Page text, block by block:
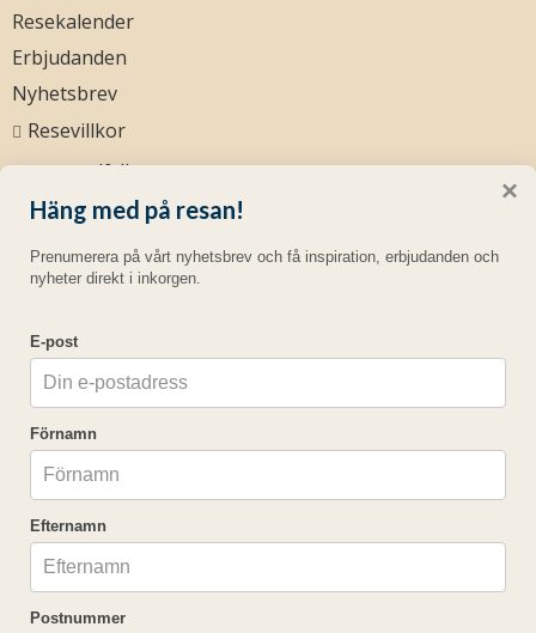
Resekalender
Erbjudanden
Nyhetsbrev
Resevillkor
eastongolf.dk
Sociala medier
Easton Golf AB
Södra Förstadsgatan 23
Telefon
©info@eastongolf.se2026
Cookies
×
Häng med på resan!
Prenumerera på vårt nyhetsbrev och få inspiration, erbjudanden och
nyheter direkt i inkorgen.
E-post
Förnamn
Efternamn
Postnummer